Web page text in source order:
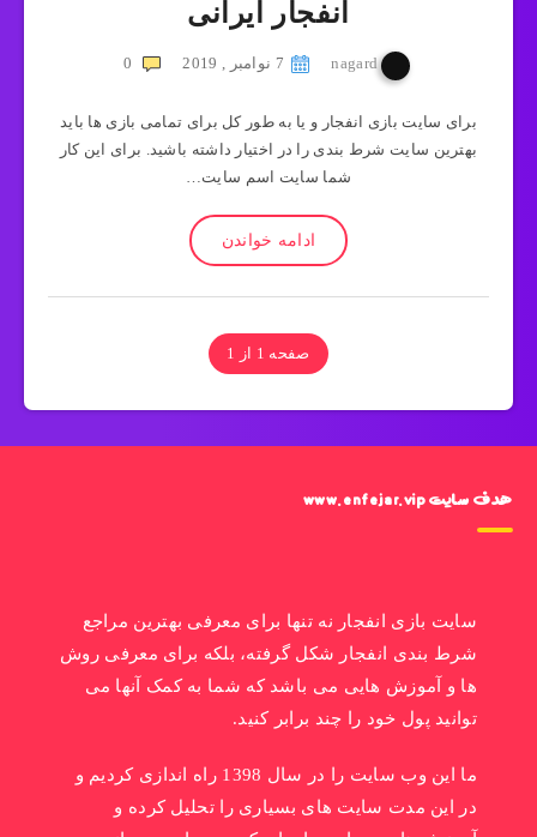
انفجار ایرانی
nagard 7 نوامبر , 2019 0
برای سایت بازی انفجار و یا به طور کل برای تمامی بازی ها باید
بهترین سایت شرط بندی را در اختیار داشته باشید. برای این کار
شما سایت اسم سایت…
ادامه خواندن
صفحه 1 از 1
هدف سایت www.enfejar.vip
سایت بازی انفجار نه تنها برای معرفی بهترین مراجع
شرط بندی انفجار شکل گرفته، بلکه برای معرفی روش
ها و آموزش هایی می باشد که شما به کمک آنها می
توانید پول خود را چند برابر کنید.
ما این وب سایت را در سال 1398 راه اندازی کردیم و
در این مدت سایت های بسیاری را تحلیل کرده و